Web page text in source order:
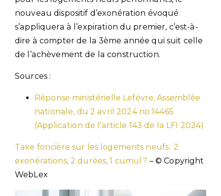
nouveau dispositif d’exonération évoqué
s’appliquera à l’expiration du premier, c’est-à-
dire à compter de la 3ème année qui suit celle
de l’achèvement de la construction.
Sources :
Réponse ministérielle Lefèvre, Assemblée
nationale, du 2 avril 2024 no 14465
(Application de l’article 143 de la LFI 2024)
Taxe foncière sur les logements neufs : 2
exonérations, 2 durées, 1 cumul ? – © Copyright
WebLex